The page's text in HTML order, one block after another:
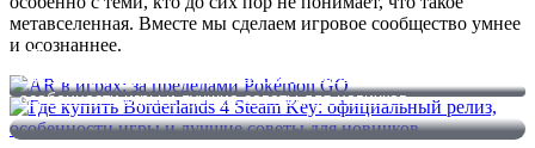
метавселенная. Вместе мы сделаем игровое сообщество умнее
и осознаннее.
AR в играх: за пределами Pokémon GO
Где купить Borderlands 4 Steam Key: официальный релиз,
особенности игры и лучшие советы для новичков